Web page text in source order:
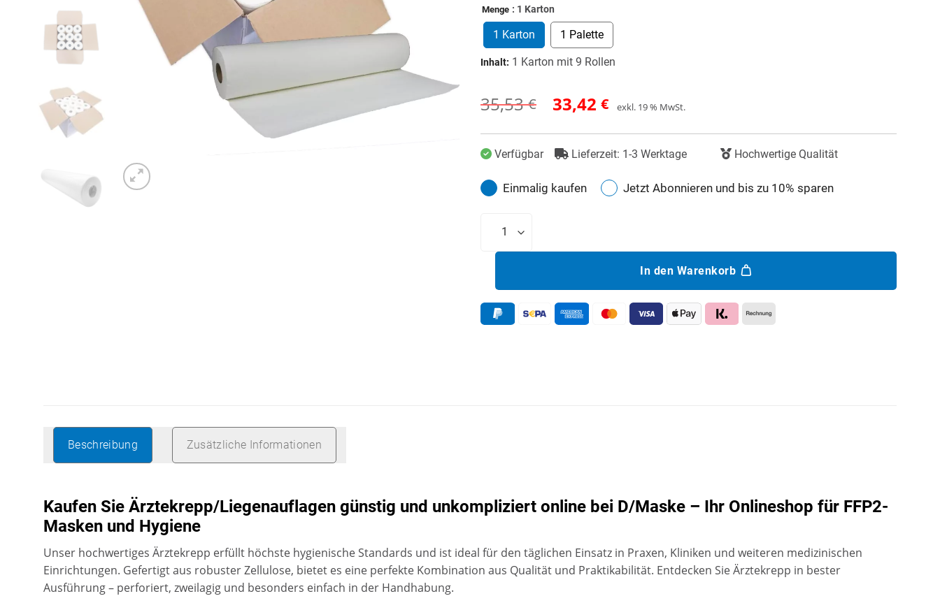
Menge : 1 Karton
1 Karton 1 Palette
Inhalt: 1 Karton mit 9 Rollen
35,53€
Ursprünglicher
Preis
war:
35,53 €
33,42€
Aktueller
Preis
ist:
33,42 €.
exkl. 19 % MwSt.
Verfügbar Lieferzeit: 1-3 Werktage Hochwertige Qualität
Einmalig kaufen Jetzt Abonnieren und bis zu 10% sparen
In den Warenkorb
Beschreibung Zusätzliche Informationen
Kaufen Sie Ärztekrepp/Liegenauflagen günstig und unkompliziert online bei D/Maske – Ihr Onlineshop für FFP2-
Masken und Hygiene
Unser hochwertiges Ärztekrepp erfüllt höchste hygienische Standards und ist ideal für den täglichen Einsatz in Praxen, Kliniken und weiteren medizinischen
Einrichtungen. Gefertigt aus robuster Zellulose, bietet es eine perfekte Kombination aus Qualität und Praktikabilität. Entdecken Sie Ärztekrepp in bester
Ausführung – perforiert, zweilagig und besonders einfach in der Handhabung.